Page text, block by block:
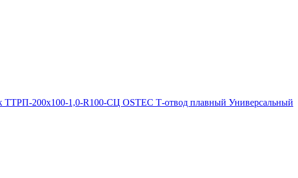
ТТРП-200х100-1,0-R100-СЦ OSTEC Т-отвод плавный Универсальный